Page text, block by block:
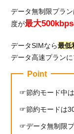
データ無制限プラ
度が最大500kbps
データSIMなら最低
データ高速プラン
Point
節約モード中
節約モードは
データ無制限